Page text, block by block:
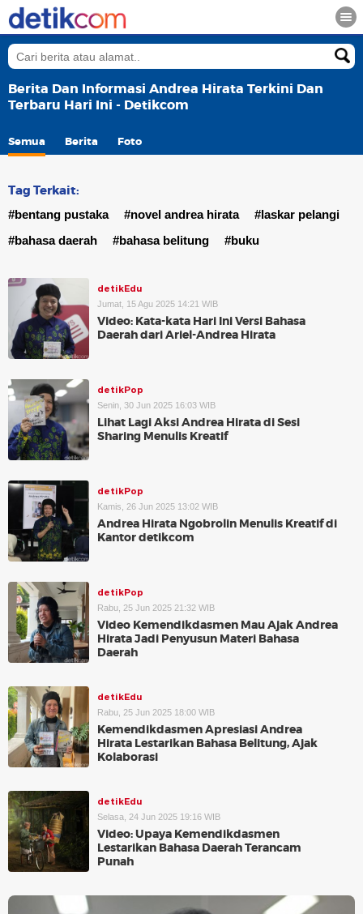
Berita Dan Informasi Andrea Hirata Terkini Dan
Terbaru Hari Ini - Detikcom
Semua Berita Foto
Tag Terkait:
#bentang pustaka #novel andrea hirata
#laskar pelangi
#bahasa daerah
#bahasa belitung #buku
detikEdu
Jumat, 15 Agu 2025 14:21 WIB
Video: Kata-kata Hari Ini Versi Bahasa
Daerah dari Ariel-Andrea Hirata
detikPop
Senin, 30 Jun 2025 16:03 WIB
Lihat Lagi Aksi Andrea Hirata di Sesi
Sharing Menulis Kreatif
detikPop
Kamis, 26 Jun 2025 13:02 WIB
Andrea Hirata Ngobrolin Menulis Kreatif di
Kantor detikcom
detikPop
Rabu, 25 Jun 2025 21:32 WIB
Video Kemendikdasmen Mau Ajak Andrea
Hirata Jadi Penyusun Materi Bahasa
Daerah
detikEdu
Rabu, 25 Jun 2025 18:00 WIB
Kemendikdasmen Apresiasi Andrea
Hirata Lestarikan Bahasa Belitung, Ajak
Kolaborasi
detikEdu
Selasa, 24 Jun 2025 19:16 WIB
Video: Upaya Kemendikdasmen
Lestarikan Bahasa Daerah Terancam
Punah